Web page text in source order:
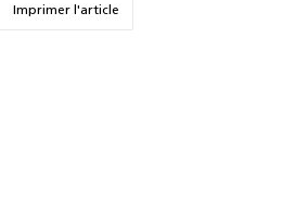
Imprimer l'article